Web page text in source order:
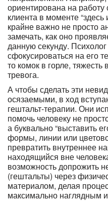
ориентирована на
клиента в моменте
крайне важно не просто
замечать, как оно
данную секунду.
сфокусироваться на его
то комок в горле,
тревога.
А чтобы сделать эти
осязаемыми, в ход
гештальт-терапии. Они
помочь человеку не
а буквально “выставить
формы, линии или
превратить внутреннее
находящийся вне
возможность допрожить
(гештальты) через
материалом, делая
максимально наглядным